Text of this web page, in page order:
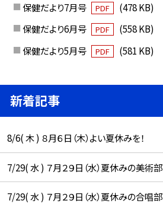
保健だより7月号 PDF
(478 KB)
保健だより6月号
PDF
(558 KB)
保健だより5月号
PDF (581 KB)
新着記事
8/6( 木 ) ８月６日（木）よい夏休みを！
7/29( 水 ) ７月２９日（水）夏休みの美術部
7/29( 水 ) ７月２９日（水）夏休みの合唱部